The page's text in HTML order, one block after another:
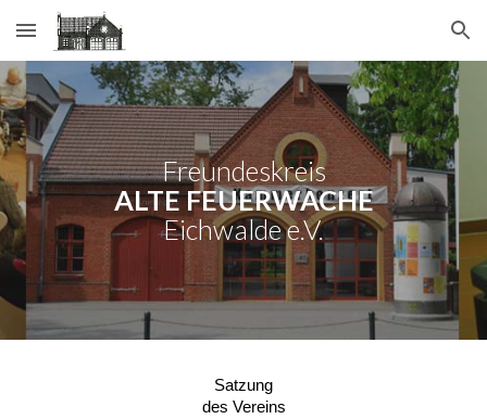
Skip to main content Skip to navigation
Freundeskreis
ALTE FEUERWACHE
Eichwalde e.V.
Satzung
des Vereins